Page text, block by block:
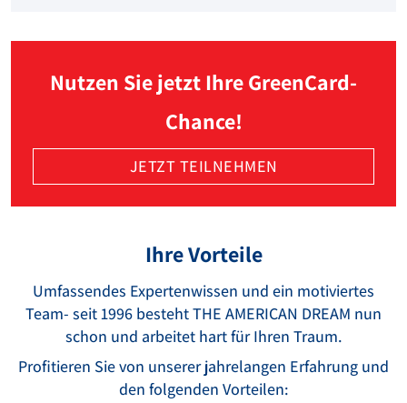
Nutzen Sie jetzt Ihre GreenCard-
Chance!
JETZT TEILNEHMEN
Ihre Vorteile
Umfassendes Expertenwissen und ein motiviertes
Team- seit 1996 besteht THE AMERICAN DREAM nun
schon und arbeitet hart für Ihren Traum.
Profitieren Sie von unserer jahrelangen Erfahrung und
den folgenden Vorteilen: